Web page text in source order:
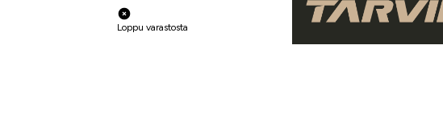
Loppu varastosta